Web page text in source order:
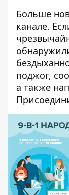
Больше
канале.
поджог,
а также